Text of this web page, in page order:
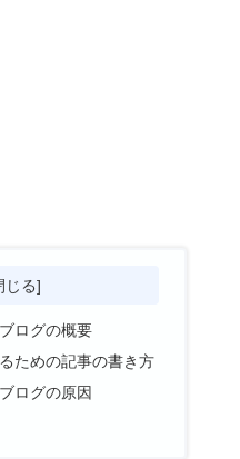
ログの概要
ための記事の書き方
ログの原因